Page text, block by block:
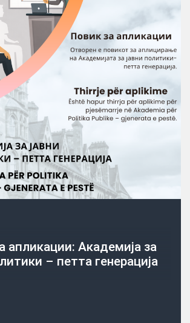
апликации: Академија за
– петта генерација